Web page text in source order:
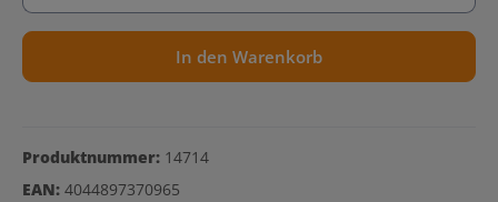
In den Warenkorb
Produktnummer: 14714
EAN: 4044897370965